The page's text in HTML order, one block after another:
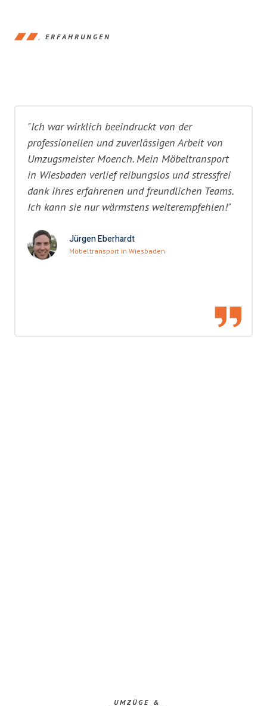
ERFAHRUNGEN
"Ich war wirklich beeindruckt von der
professionellen und zuverlässigen Arbeit von
Umzugsmeister Moench. Mein Möbeltransport
in Wiesbaden verlief reibungslos und stressfrei
dank ihres erfahrenen und freundlichen Teams.
Ich kann sie nur wärmstens weiterempfehlen!"
Jürgen Eberhardt
Möbeltransport in Wiesbaden
UMZÜGE &